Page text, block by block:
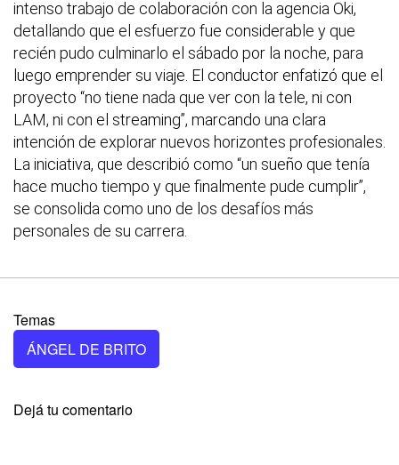
intenso trabajo de colaboración con la agencia Oki,
detallando que el esfuerzo fue considerable y que
recién pudo culminarlo el sábado por la noche, para
luego emprender su viaje. El conductor enfatizó que el
proyecto “no tiene nada que ver con la tele, ni con
LAM, ni con el streaming”, marcando una clara
intención de explorar nuevos horizontes profesionales.
La iniciativa, que describió como “un sueño que tenía
hace mucho tiempo y que finalmente pude cumplir”,
se consolida como uno de los desafíos más
personales de su carrera.
Temas
ÁNGEL DE BRITO
Dejá tu comentario